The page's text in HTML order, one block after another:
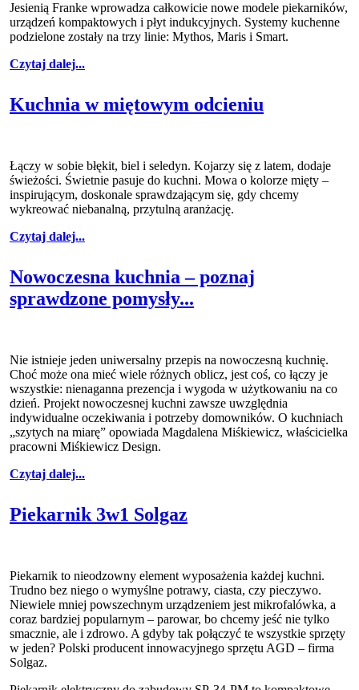
Jesienią Franke wprowadza całkowicie nowe modele piekarników,
urządzeń kompaktowych i płyt indukcyjnych. Systemy kuchenne
podzielone zostały na trzy linie: Mythos, Maris i Smart.
Czytaj dalej...
Kuchnia w miętowym odcieniu
Łączy w sobie błękit, biel i seledyn. Kojarzy się z latem, dodaje
świeżości. Świetnie pasuje do kuchni. Mowa o kolorze mięty –
inspirującym, doskonale sprawdzającym się, gdy chcemy
wykreować niebanalną, przytulną aranżację.
Czytaj dalej...
Nowoczesna kuchnia – poznaj
sprawdzone pomysły...
Nie istnieje jeden uniwersalny przepis na nowoczesną kuchnię.
Choć może ona mieć wiele różnych oblicz, jest coś, co łączy je
wszystkie: nienaganna prezencja i wygoda w użytkowaniu na co
dzień. Projekt nowoczesnej kuchni zawsze uwzględnia
indywidualne oczekiwania i potrzeby domowników. O kuchniach
„szytych na miarę” opowiada Magdalena Miśkiewicz, właścicielka
pracowni Miśkiewicz Design.
Czytaj dalej...
Piekarnik 3w1 Solgaz
Piekarnik to nieodzowny element wyposażenia każdej kuchni.
Trudno bez niego o wymyślne potrawy, ciasta, czy pieczywo.
Niewiele mniej powszechnym urządzeniem jest mikrofalówka, a
coraz bardziej popularnym – parowar, bo chcemy jeść nie tylko
smacznie, ale i zdrowo. A gdyby tak połączyć te wszystkie sprzęty
w jeden? Polski producent innowacyjnego sprzętu AGD – firma
Solgaz.